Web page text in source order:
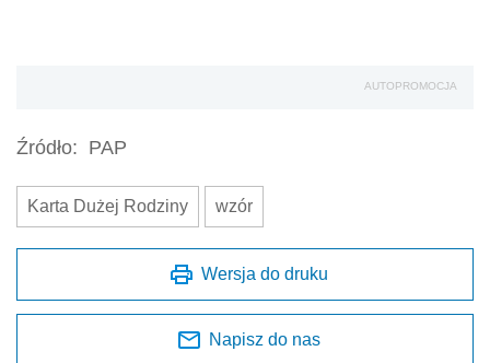
AUTOPROMOCJA
Źródło: PAP
Karta Dużej Rodziny wzór
Wersja do druku
Napisz do nas